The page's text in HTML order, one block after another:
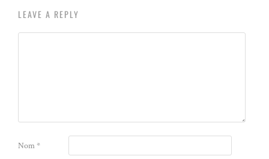
LEAVE A REPLY
Nom*